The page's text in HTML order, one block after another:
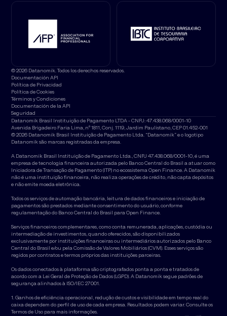
© 2026 Datanomik. Todos los derechos reservados.
Documentación API
Política de Privacidad
Política de Cookies
Términos y Condiciones
Documentación de la API
Seguridad
Datanomik Brasil Instituição de Pagamento LTDA - CNPJ: 47.438.068/0001-10
Avenida Brigadeiro Faria Lima, nº 1811, Conj. 1119, Jardim Paulistano, CEP 01.452-001
© 2026 Datanomik Brasil Instituição de Pagamento Ltda. “Datanomik” e o logotipo
Datanomik são marcas registradas da empresa.
A Datanomik Brasil Instituição de Pagamento Ltda., CNPJ 47.438.068/0001-10, é uma
empresa de tecnologia financeira autorizada pelo Banco Central do Brasil a atuar como
Iniciadora de Transação de Pagamento (ITP) no ecossistema Open Finance. A Datanomik
não é uma instituição financeira, não realiza operações de crédito, não capta depósitos
e não emite moeda eletrônica.
Todos os serviços de automação bancária, leitura de dados financeiros e iniciação de
pagamentos são prestados mediante consentimento do usuário, conforme
regulamentação do Banco Central do Brasil para Open Finance.
Serviços financeiros complementares, como conta remunerada, aplicações, custódia ou
intermediação de investimentos, quando oferecidos, são disponibilizados
exclusivamente por instituições financeiras ou intermediários autorizados pelo Banco
Central do Brasil e/ou pela Comissão de Valores Mobiliários (CVM). Esses serviços são
regidos por contratos e termos próprios das instituições parceiras.
Os dados conectados à plataforma são criptografados ponta a ponta e tratados de
acordo com a Lei Geral de Proteção de Dados (LGPD). A Datanomik segue padrões de
segurança alinhados à ISO/IEC 27001.
1. Ganhos de eficiência operacional, redução de custos e visibilidade em tempo real do
caixa dependem do perfil de uso de cada empresa. Resultados podem variar. Consulte os
Termos de Uso para mais informações.